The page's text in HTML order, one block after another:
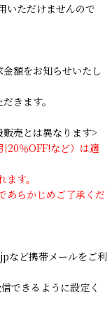
いただけませんので
額をお知らせいたし
きます。
売とは異なります>
20％OFF!など）は適
す。
あらかじめご了承くだ
ど携帯メールをご利
できるように設定く